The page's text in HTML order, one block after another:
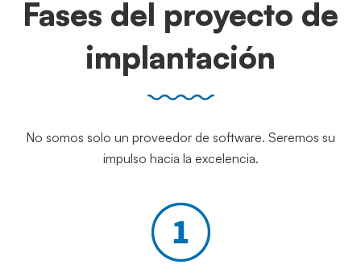
Fases del proyecto de
implantación
No somos solo un proveedor de software. Seremos su
impulso hacia la excelencia.